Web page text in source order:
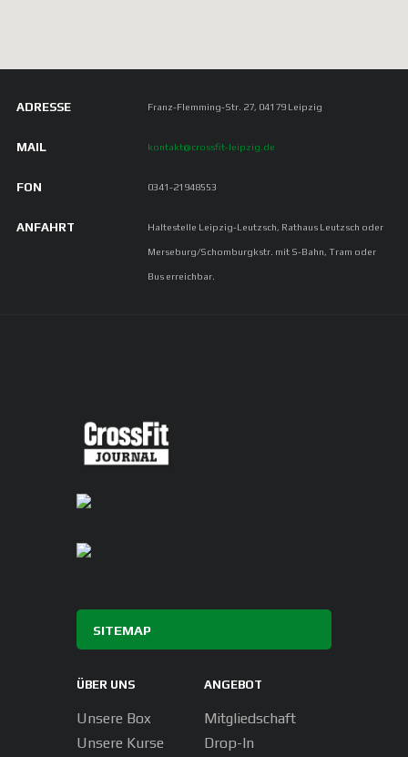
ADRESSE Franz-Flemming-Str. 27, 04179 Leipzig
MAIL kontakt@crossfit-leipzig.de
FON 0341-21948553
ANFAHRT Haltestelle Leipzig-Leutzsch, Rathaus Leutzsch oder
Merseburg/Schomburgkstr. mit S-Bahn, Tram oder
Bus erreichbar.
SITEMAP
ÜBER UNS
Unsere Box
Unsere Kurse
ANGEBOT
Mitgliedschaft
Drop-In